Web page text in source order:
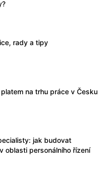
rady a tipy
na trhu práce v Česku
jak budovat
oblasti personálního řízení